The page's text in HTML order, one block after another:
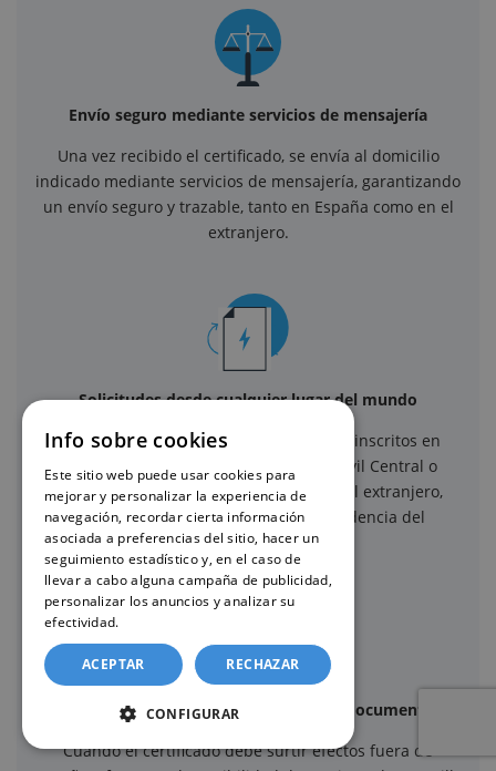
Envío seguro mediante servicios de mensajería
Una vez recibido el certificado, se envía al domicilio
indicado mediante servicios de mensajería, garantizando
un envío seguro y trazable, tanto en España como en el
extranjero.
Solicitudes desde cualquier lugar del mundo
Gestionamos solicitudes de certificados inscritos en
Registros Civiles de España, Registro Civil Central o
Consulados y Embajadas españolas en el extranjero,
independientemente del país de residencia del
solicitante.
Apostilla de La Haya y legalización de documentos
Cuando el certificado debe surtir efectos fuera de
Info sobre cookies
Este sitio web puede usar cookies para
mejorar y personalizar la experiencia de
navegación, recordar cierta información
asociada a preferencias del sitio, hacer un
seguimiento estadístico y, en el caso de
llevar a cabo alguna campaña de publicidad,
personalizar los anuncios y analizar su
efectividad.
ACEPTAR RECHAZAR
CONFIGURAR